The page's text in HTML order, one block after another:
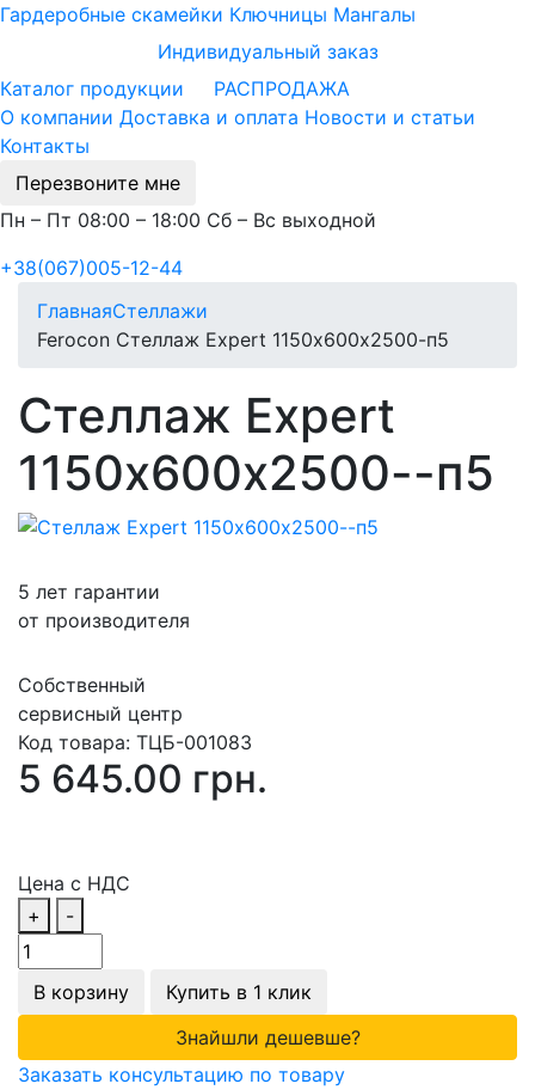
Гардеробные скамейки Ключницы Мангалы
Индивидуальный заказ
Каталог продукции
РАСПРОДАЖА
О компании Доставка и оплата Новости и статьи
Контакты
Перезвоните мне
Пн – Пт 08:00 – 18:00 Сб – Вс выходной
+38(067)005-12-44
ГлавнаяСтеллажи
Ferocon Стеллаж Expert 1150х600х2500-п5
Стеллаж Expert
1150х600х2500--п5
5 лет гарантии
от производителя
Собственный
сервисный центр
Код товара: ТЦБ-001083
5 645.00 грн.
Цена с НДС
+
-
В корзину
Купить в 1 клик
Знайшли дешевше?
Заказать консультацию по товару